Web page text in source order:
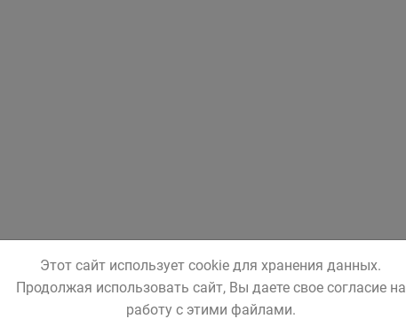
Этот сайт использует cookie для хранения данных.
Продолжая использовать сайт, Вы даете свое согласие на
работу с этими файлами.